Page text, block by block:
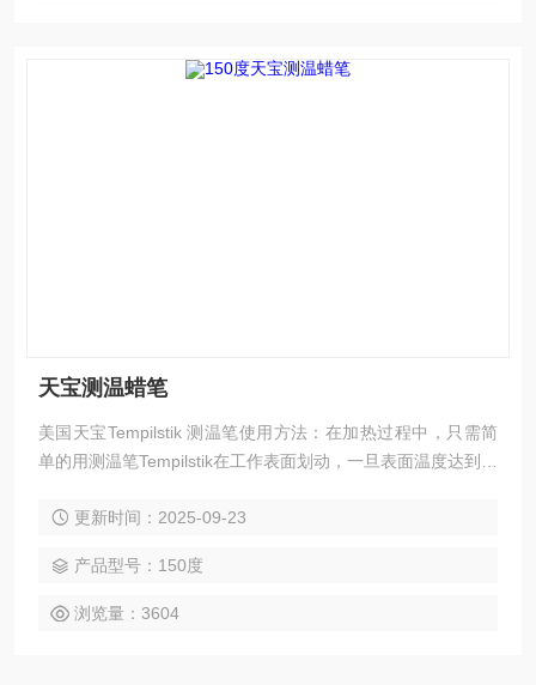
天宝测温蜡笔
美国天宝Tempilstik 测温笔使用方法：在加热过程中，只需简
单的用测温笔Tempilstik在工作表面划动，一旦表面温度达到测
标记提示温度到达。
更新时间：2025-09-23
产品型号：150度
浏览量：3604